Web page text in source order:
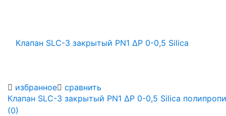
избранное сравнить
Клапан SLC-3 закрытый PN1 ∆P 0-0,5 Silica
(0)